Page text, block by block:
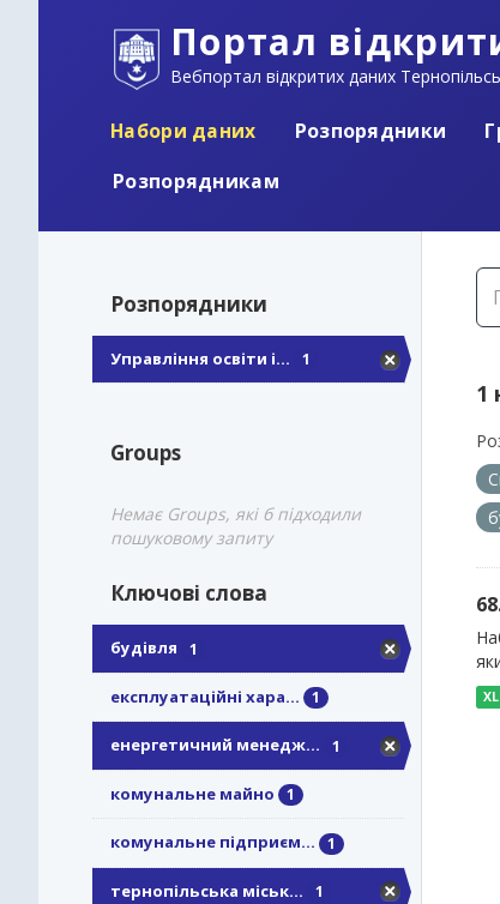
Портал
Вебпортал відкритих даних
Набори даних Розпорядники
Розпорядникам
Розпорядники
Управління освіти і... 1
Groups
Немає Groups, які б підходили
пошуковому запиту
Ключові слова
будівля 1
експлуатаційні хара... 1
енергетичний менедж... 1
комунальне майно 1
комунальне підприєм... 1
тернопільська міськ... 1
1